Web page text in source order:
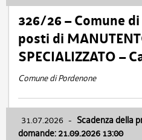
326/26 – Comune
posti di
SPECIALIZZATO –
Comune di Pordenone
31.07.2026 - Scadenza della
domande: 21.09.2026 13:00